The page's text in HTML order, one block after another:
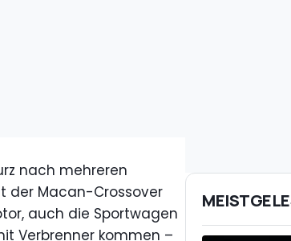
nach mehreren
der Macan-Crossover
auch die Sportwagen
Verbrenner kommen –